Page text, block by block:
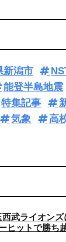
新潟市
能登半島地震
特集記事
気象 高
西武ライオンズ
ヒットで勝ち